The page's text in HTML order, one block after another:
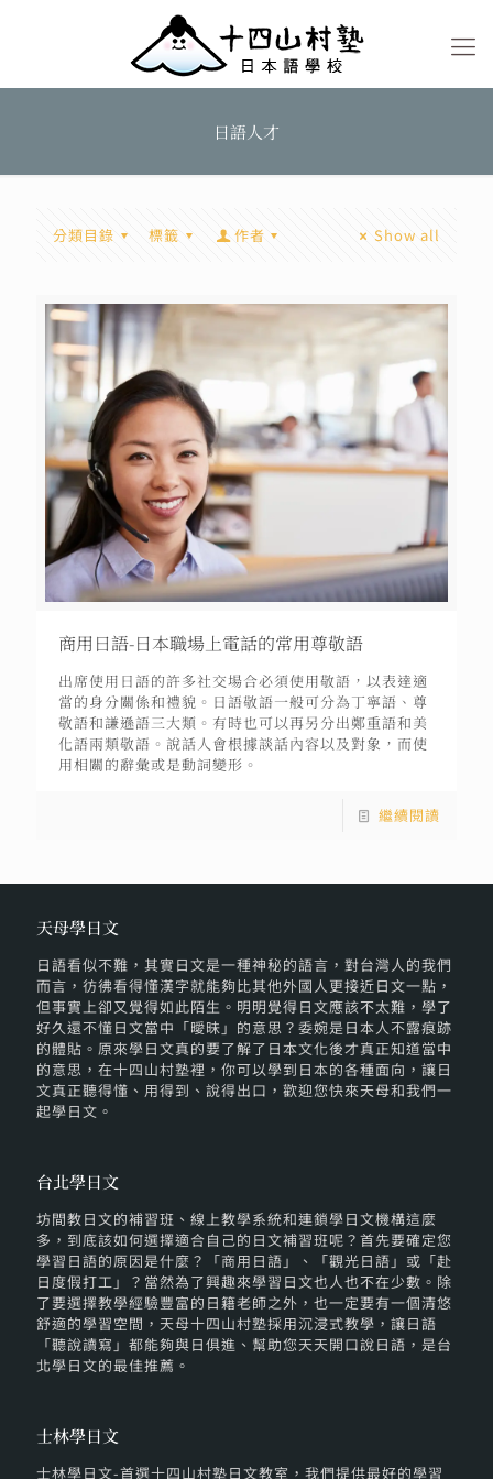
日語人才
分類目錄 標籤 作者 Show all
商用日語-日本職場上電話的常用尊敬語
出席使用日語的許多社交場合必須使用敬語，以表達適
當的身分關係和禮貌。日語敬語一般可分為丁寧語、尊
敬語和謙遜語三大類。有時也可以再另分出鄭重語和美
化語兩類敬語。說話人會根據談話內容以及對象，而使
用相關的辭彙或是動詞變形。
繼續閱讀
天母學日文
日語看似不難，其實日文是一種神秘的語言，對台灣人的我們
而言，彷彿看得懂漢字就能夠比其他外國人更接近日文一點，
但事實上卻又覺得如此陌生。明明覺得日文應該不太難，學了
好久還不懂日文當中「曖昧」的意思？委婉是日本人不露痕跡
的體貼。原來學日文真的要了解了日本文化後才真正知道當中
的意思，在十四山村塾裡，你可以學到日本的各種面向，讓日
文真正聽得懂、用得到、說得出口，歡迎您快來天母和我們一
起學日文。
台北學日文
坊間教日文的補習班、線上教學系統和連鎖學日文機構這麼
多，到底該如何選擇適合自己的日文補習班呢？首先要確定您
學習日語的原因是什麼？「商用日語」、「觀光日語」或「赴
日度假打工」？當然為了興趣來學習日文也人也不在少數。除
了要選擇教學經驗豐富的日籍老師之外，也一定要有一個清悠
舒適的學習空間，天母十四山村塾採用沉浸式教學，讓日語
「聽說讀寫」都能夠與日俱進、幫助您天天開口說日語，是台
北學日文的最佳推薦。
士林學日文
士林學日文-首選十四山村塾日文教室，我們提供最好的學習